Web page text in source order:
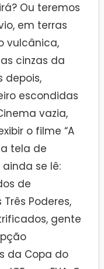
Ou teremos
em terras
vulcânica,
cinzas da
depois,
escondidas
vazia,
o filme “A
tela de
se lê:
de
Três Poderes,
gente
da Copa do